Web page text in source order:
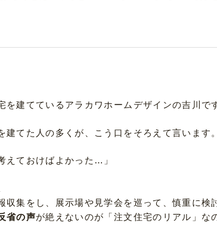
を建てているアラカワホームデザインの吉川で
建てた人の多くが、こう口をそろえて言います。
えておけばよかった…」
収集をし、展示場や見学会を巡って、慎重に検
省の声が絶えないのが「注文住宅のリアル」な